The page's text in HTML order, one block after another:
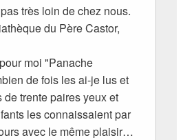
très loin de chez nous.
du Père Castor,
moi "Panache
de fois les ai-je lus et
trente paires yeux et
les connaissaient par
avec le même plaisir…